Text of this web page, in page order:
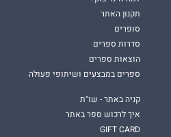
תקנון האתר
סופרים
סדרות ספרים
הוצאות ספרים
ספרים במבצעים ושיתופי פעולה
קניה באתר - שו"ת
איך לרכוש ספר באתר
GIFT CARD